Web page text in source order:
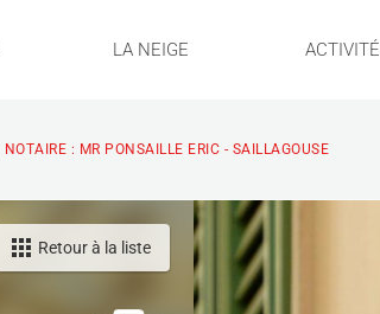
LA NEIGE
NOTAIRE : MR PONSAILLE ERIC - SAILLAGOUSE
Retour à la liste